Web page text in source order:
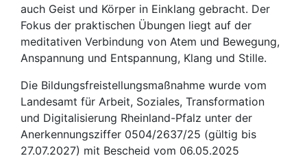
auch Geist und Körper in Einklang gebracht. Der
Fokus der praktischen Übungen liegt auf der
meditativen Verbindung von Atem und Bewegung,
Anspannung und Entspannung, Klang und Stille.
Die Bildungsfreistellungsmaßnahme wurde vom
Landesamt für Arbeit, Soziales, Transformation
und Digitalisierung Rheinland-Pfalz unter der
Anerkennungsziffer 0504/2637/25 (gültig bis
27.07.2027) mit Bescheid vom 06.05.2025